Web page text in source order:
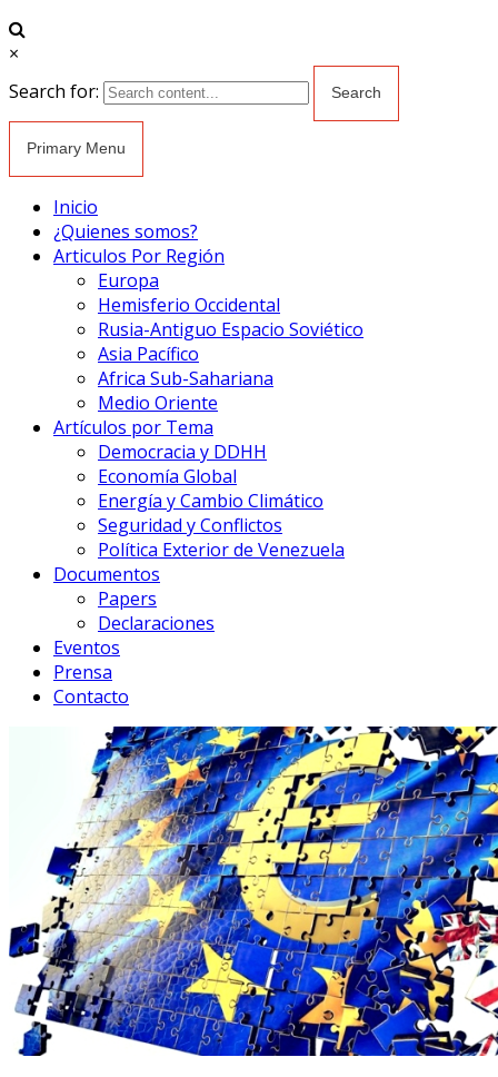
×
Search for:
Primary Menu
Inicio
¿Quienes somos?
Articulos Por Región
Europa
Hemisferio Occidental
Rusia-Antiguo Espacio Soviético
Asia Pacífico
Africa Sub-Sahariana
Medio Oriente
Artículos por Tema
Democracia y DDHH
Economía Global
Energía y Cambio Climático
Seguridad y Conflictos
Política Exterior de Venezuela
Documentos
Papers
Declaraciones
Eventos
Prensa
Contacto